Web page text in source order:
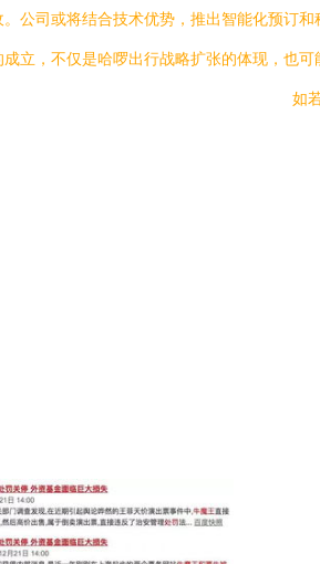
公司或将结合技术优势，推出智能化预订和
成立，不仅是哈啰出行战略扩张的体现，也
如